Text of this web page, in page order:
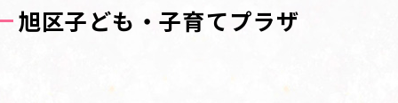
旭区子ども・子育てプラザ